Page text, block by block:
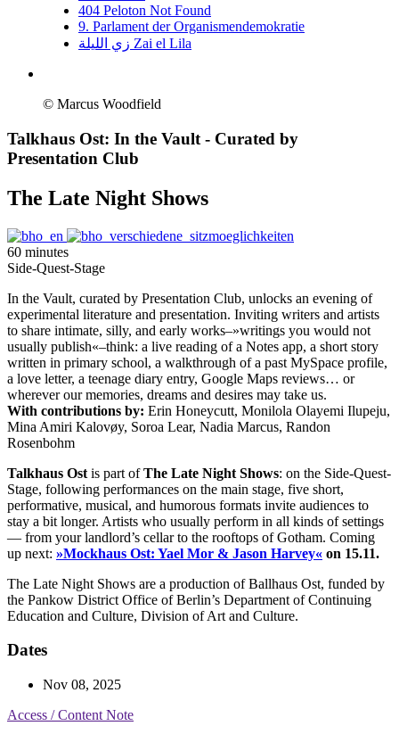
404 Peloton Not Found
9. Parlament der Organismendemokratie
زي‌ اللیلة Zai el Lila
© Marcus Woodfield
Talkhaus Ost: In the Vault - Curated by
Presentation Club
The Late Night Shows
60 minutes
Side-Quest-Stage
In the Vault, curated by Presentation Club, unlocks an evening of
experimental literature and presentation. Inviting writers and artists
to share intimate, silly, and early works–»writings you would not
usually publish«–think: a live reading of a Notes app, a short story
written in primary school, a walkthrough of a past MySpace profile,
a love letter, a teenage diary entry, Google Maps reviews… or
wherever our memories, dreams and desires may take us.
With contributions by: Erin Honeycutt, Monilola Olayemi Ilupeju,
Mina Amiri Kalovøy, Soroa Lear, Nadia Marcus, Randon
Rosenbohm
Talkhaus Ost is part ofThe Late Night Shows: on the Side-Quest-
Stage, following performances on the main stage, five short,
performative, musical, and humorous formats invite audiences to
stay a bit longer. Artists who usually perform in all kinds of settings
— from your landlord’s cellar to the rooftops of Gotham. Coming
up next: »Mockhaus Ost: Yael Mor & Jason Harvey« on 15.11.
The Late Night Shows are a production of Ballhaus Ost, funded by
the Pankow District Office of Berlin’s Department of Continuing
Education and Culture, Division of Art and Culture.
Dates
Nov 08, 2025
Access / Content Note